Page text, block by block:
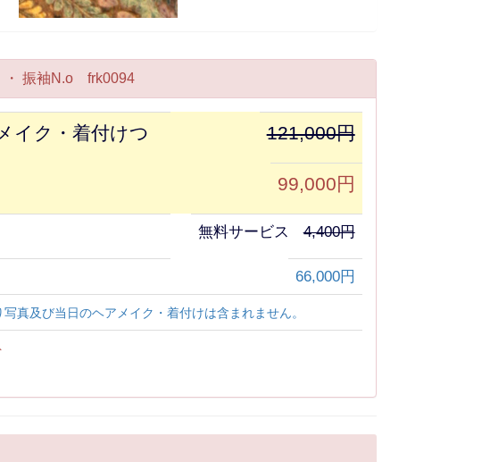
・ 振袖N.o frk0094
イク・着付けつ
121,000円
99,000円
4,400円
無料サービス
66,000円
真及び当日のヘアメイク・着付けは含まれません。